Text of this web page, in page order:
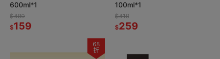
600ml*1
$480
$159
100ml*1
$419
$259
68
折